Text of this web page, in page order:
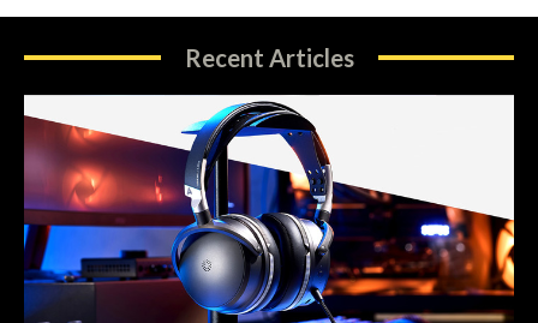
Recent Articles